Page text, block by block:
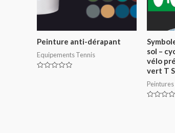
Peinture anti-dérapant
Equipements Tennis
sol –
vélo
vert T